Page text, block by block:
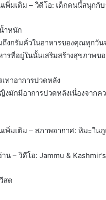
เพิ่มเติม – วิดีโอ: เด็กคนนี้สนุกกั
ำหนัก
ถึงกรัมคั่วในอาหารของคุณทุกวั
ารที่อยู่ในนั้นเสริมสร้างสุขภาพข
เทาอาการปวดหลัง
งมักมีอาการปวดหลังเนื่องจาก
เพิ่มเติม – สภาพอากาศ: หิมะใ
าน – วิดีโอ: Jammu &
สด